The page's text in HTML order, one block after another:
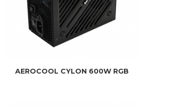
AEROCOOL CYLON 600W RGB